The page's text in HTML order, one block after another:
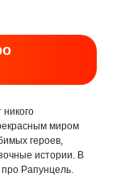
миром
героев,
истории. В
Рапунцель.